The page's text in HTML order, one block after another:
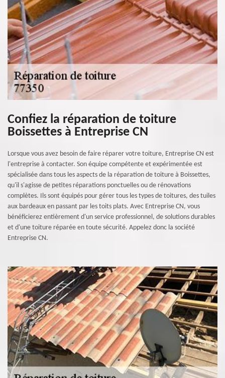
Confiez la réparation de toiture
Boissettes à Entreprise CN
Lorsque vous avez besoin de faire réparer votre toiture, Entreprise CN est
l'entreprise à contacter. Son équipe compétente et expérimentée est
spécialisée dans tous les aspects de la réparation de toiture à Boissettes,
qu'il s'agisse de petites réparations ponctuelles ou de rénovations
complètes. Ils sont équipés pour gérer tous les types de toitures, des tuiles
aux bardeaux en passant par les toits plats. Avec Entreprise CN, vous
bénéficierez entièrement d'un service professionnel, de solutions durables
et d'une toiture réparée en toute sécurité. Appelez donc la société
Entreprise CN.